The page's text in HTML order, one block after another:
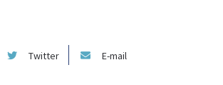
Twitter E-mail